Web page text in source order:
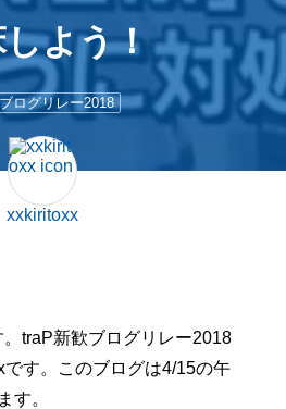
よう！
ログリレー2018
xxkiritoxx
traP新歓ブログリレー2018
す。このブログは4/15の午
す。